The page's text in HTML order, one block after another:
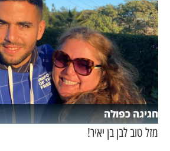
חגיגה כפולה
מזל טוב לבן בן יאיר!